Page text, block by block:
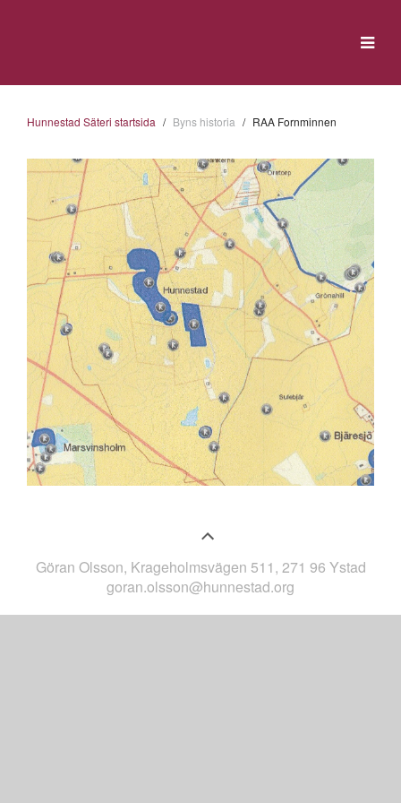
Hunnestad Säteri startsida Byns historia RAA Fornminnen
Göran Olsson, Krageholmsvägen 511, 271 96 Ystad
goran.olsson@hunnestad.org